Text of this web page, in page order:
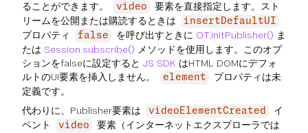
ることができます。
video
要素を直接指定します。スト
リームを公開または購読するときは
insertDefaultUI
プロパティ false を呼び出すときに OT.initPublisher() ま
たは Session.subscribe() メソッドを使用します。このオプ
ションをfalseに設定すると JS SDK はHTML DOMにデフォ
ルトのUI要素を挿入しません。
element
プロパティは未
定義です。
代わりに、Publisher要素は
videoElementCreated
イ
ベント
video 要素（インターネットエクスプローラでは